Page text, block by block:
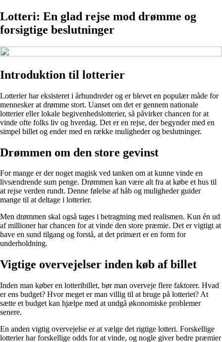
Lotteri: En glad rejse mod drømme og
forsigtige beslutninger
Introduktion til lotterier
Lotterier har eksisteret i århundreder og er blevet en populær måde for
mennesker at drømme stort. Uanset om det er gennem nationale
lotterier eller lokale begivenhedslotterier, så påvirker chancen for at
vinde ofte folks liv og hverdag. Det er en rejse, der begynder med en
simpel billet og ender med en række muligheder og beslutninger.
Drømmen om den store gevinst
For mange er der noget magisk ved tanken om at kunne vinde en
livsændrende sum penge. Drømmen kan være alt fra at købe et hus til
at rejse verden rundt. Denne følelse af håb og muligheder guider
mange til at deltage i lotterier.
Men drømmen skal også tages i betragtning med realismen. Kun én ud
af millioner har chancen for at vinde den store præmie. Det er vigtigt at
have en sund tilgang og forstå, at det primært er en form for
underholdning.
Vigtige overvejelser inden køb af billet
Inden man køber en lotteribillet, bør man overveje flere faktorer. Hvad
er ens budget? Hvor meget er man villig til at bruge på lotteriet? At
sætte et budget kan hjælpe med at undgå økonomiske problemer
senere.
En anden vigtig overvejelse er at vælge det rigtige lotteri. Forskellige
lotterier har forskellige odds for at vinde, og nogle giver bedre præmier